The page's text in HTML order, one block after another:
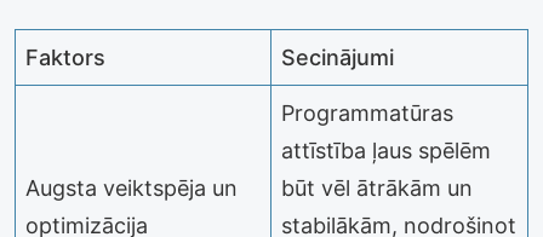
Faktors Secinājumi
Augsta veiktspēja un
optimizācija
Programmatūras
attīstība ļaus spēlēm
būt vēl ātrākām un
stabilākām, nodrošinot